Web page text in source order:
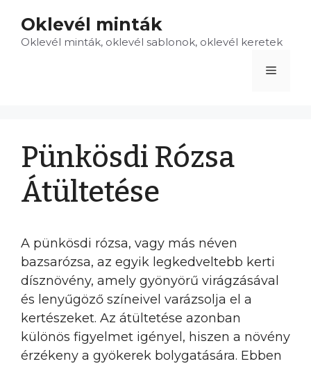
tartalomba
Oklevél minták
Oklevél minták, oklevél sablonok, oklevél keretek
Menü
Pünkösdi Rózsa
Átültetése
A pünkösdi rózsa, vagy más néven
bazsarózsa, az egyik legkedveltebb kerti
dísznövény, amely gyönyörű virágzásával
és lenyűgöző színeivel varázsolja el a
kertészeket. Az átültetése azonban
különös figyelmet igényel, hiszen a növény
érzékeny a gyökerek bolygatására. Ebben